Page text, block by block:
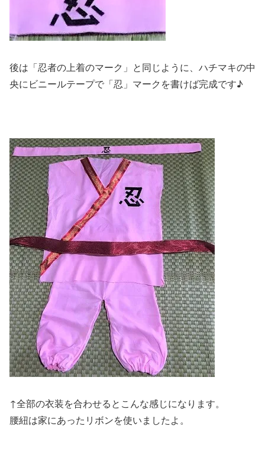
後は「忍者の上着のマーク」と同じように、ハチマキの中
央にビニールテープで「忍」マークを書けば完成です♪
↑全部の衣装を合わせるとこんな感じになります。
腰紐は家にあったリボンを使いましたよ。